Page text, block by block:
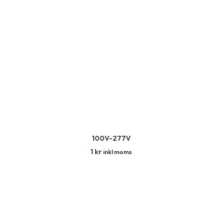
HANDLA NU
100V-277V
1 kr inkl moms